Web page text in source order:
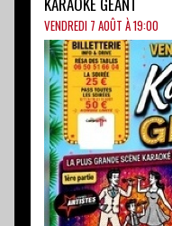
U Casone - AIACCIU
LIVE MUSIC FORTUNE